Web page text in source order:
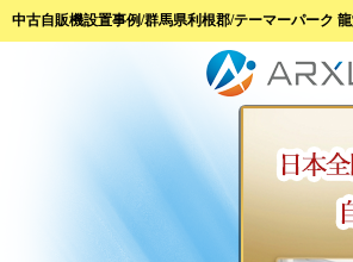
中古自販機設置事例/群馬県利根郡/テーマーパーク